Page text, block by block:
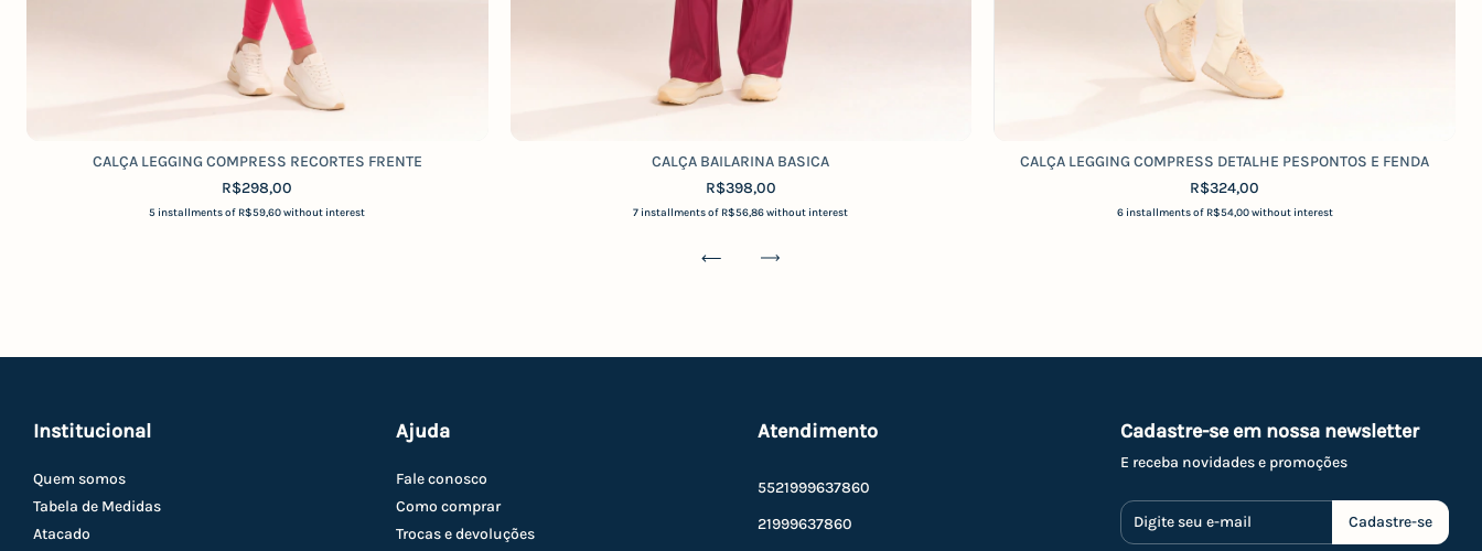
CALÇA LEGGING COMPRESS RECORTES FRENTE
R$298,00
5 installments of R$59,60without interest
CALÇA BAILARINA BASICA
R$398,00
7 installments of R$56,86 without interest
CALÇA LEGGING COMPRESS DETALHE PESPONTOS E FENDA
R$324,00
6 installments of R$54,00without interest
Institucional
Quem somos
Tabela de Medidas
Atacado
Ajuda
Fale conosco
Como comprar
Trocas e devoluções
Atendimento
5521999637860
21999637860
Cadastre-se em nossa newsletter
E receba novidades e promoções